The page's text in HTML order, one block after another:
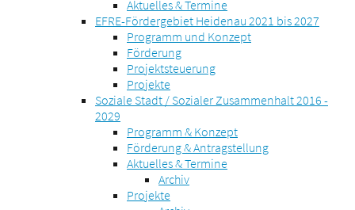
Aktuelles & Termine
EFRE-Fördergebiet Heidenau 2021 bis 2027
Programm und Konzept
Förderung
Projektsteuerung
Projekte
Soziale Stadt / Sozialer Zusammenhalt 2016 -
2029
Programm & Konzept
Förderung & Antragstellung
Aktuelles & Termine
Archiv
Projekte